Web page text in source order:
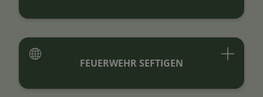
FEUERWEHR SEFTIGEN